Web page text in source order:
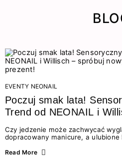
EVENTY NEONAIL
Poczuj smak lata!
Trend od NEONAIL i
nowych lodów i odbierz
Czy jedzenie może zachwycać
dopracowany manicure, a ulubione
świata beauty i oszałamiających
Read More